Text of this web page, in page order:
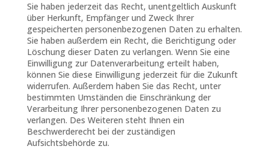
Sie haben jederzeit das Recht, unentgeltlich Auskunft
über Herkunft, Empfänger und Zweck Ihrer
gespeicherten personenbezogenen Daten zu erhalten.
Sie haben außerdem ein Recht, die Berichtigung oder
Löschung dieser Daten zu verlangen. Wenn Sie eine
Einwilligung zur Datenverarbeitung erteilt haben,
können Sie diese Einwilligung jederzeit für die Zukunft
widerrufen. Außerdem haben Sie das Recht, unter
bestimmten Umständen die Einschränkung der
Verarbeitung Ihrer personenbezogenen Daten zu
verlangen. Des Weiteren steht Ihnen ein
Beschwerderecht bei der zuständigen
Aufsichtsbehörde zu.